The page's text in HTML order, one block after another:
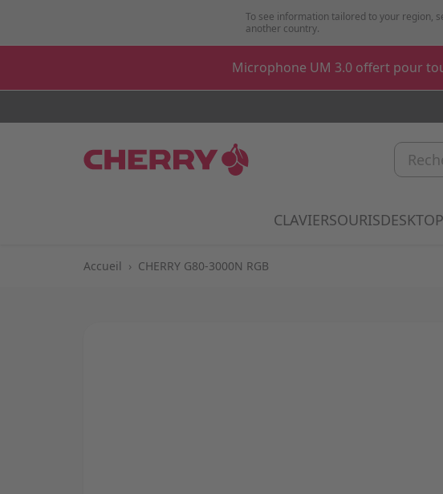
To see information tailored to your region,
another country.
Microphone UM 3.0 offert pour
CLAVIERShow submenu
SOURISShow
Accueil › CHERRY G80-3000N RGB